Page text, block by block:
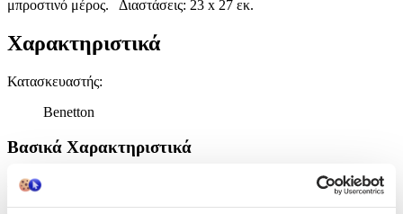
μπροστινό μέρος. Διαστάσεις: 23 x 27 εκ.
Χαρακτηριστικά
Κατασκευαστής:
Benetton
Βασικά Χαρακτηριστικά
Χρώμα